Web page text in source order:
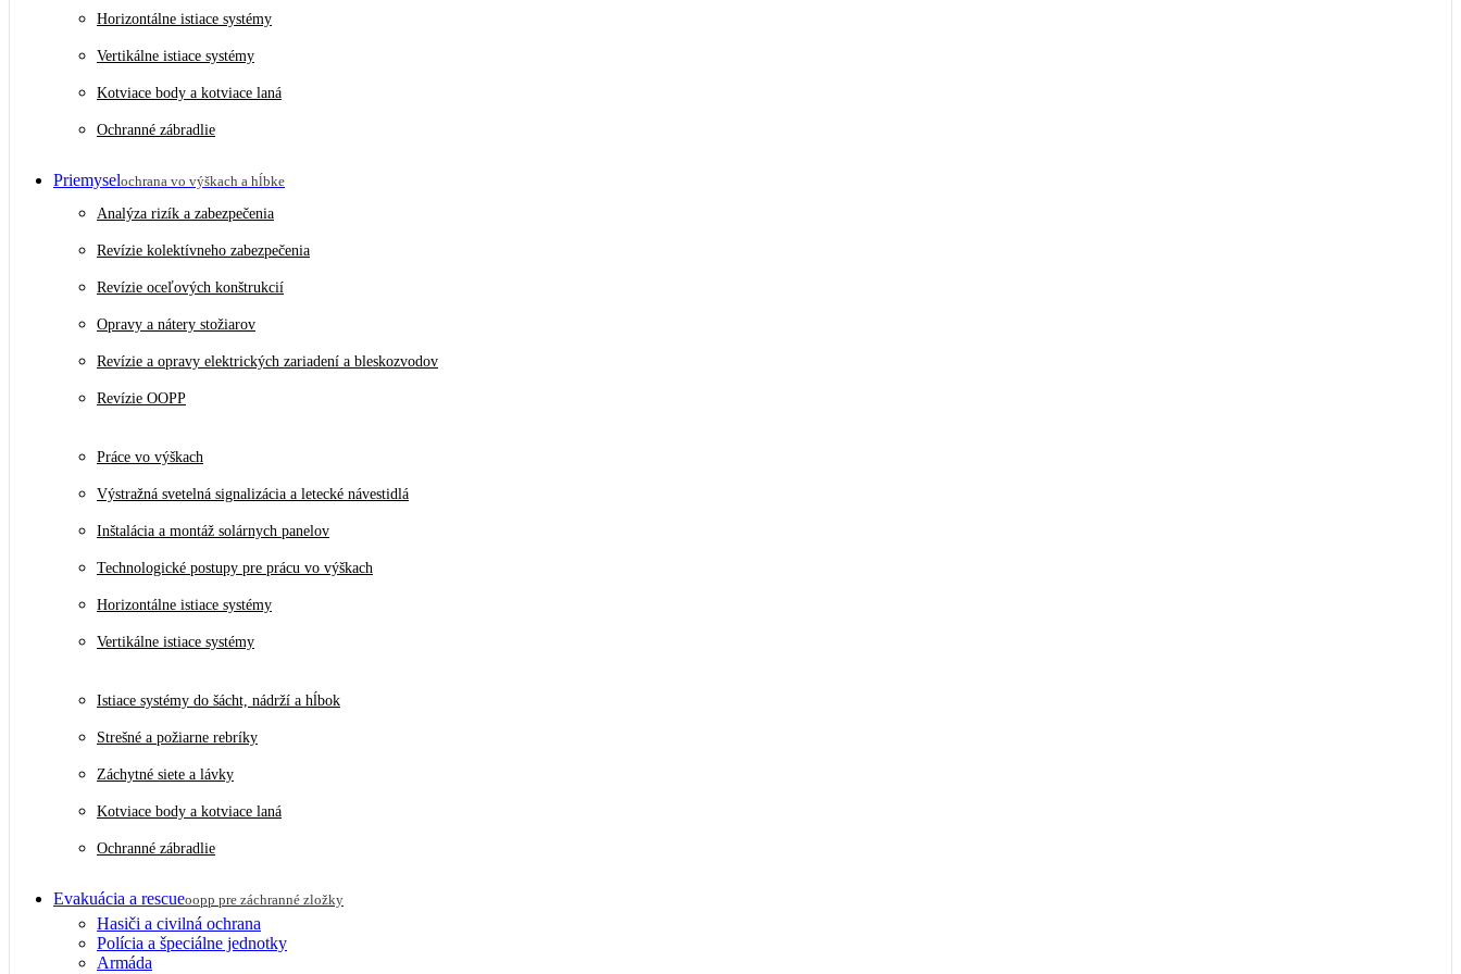
Horizontálne istiace systémy
Vertikálne istiace systémy
Kotviace body a kotviace laná
Ochranné zábradlie
Priemyselochrana vo výškach a hĺbke
Analýza rizík a zabezpečenia
Revízie kolektívneho zabezpečenia
Revízie oceľových konštrukcií
Opravy a nátery stožiarov
Revízie a opravy elektrických zariadení a bleskozvodov
Revízie OOPP
Práce vo výškach
Výstražná svetelná signalizácia a letecké návestidlá
Inštalácia a montáž solárnych panelov
Technologické postupy pre prácu vo výškach
Horizontálne istiace systémy
Vertikálne istiace systémy
Istiace systémy do šácht, nádrží a hĺbok
Strešné a požiarne rebríky
Záchytné siete a lávky
Kotviace body a kotviace laná
Ochranné zábradlie
Evakuácia a rescueoopp pre záchranné zložky
Hasiči a civilná ochrana
Polícia a špeciálne jednotky
Armáda